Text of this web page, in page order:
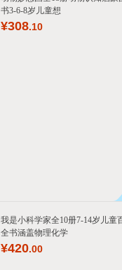
书3-6-8岁儿童想
¥308.10
我是小科学家全10册7-14岁儿童
全书涵盖物理化学
¥420.00